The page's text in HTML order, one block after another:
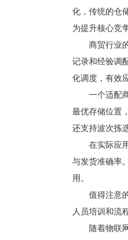
化，传统的仓
为提升核心竞
商贸行业
记录和经验调
化调度，有效
一个适配
最优存储位置
还支持波次拣
在实际应
与发货准确率
用。
值得注意
人员培训和流
随着物联